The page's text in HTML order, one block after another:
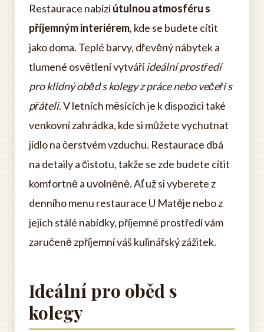
Restaurace nabízíútulnou atmosféru s
příjemným interiérem, kde se budete cítit
jako doma. Teplé barvy, dřevěný nábytek a
tlumené osvětlení vytváříideální prostředí
pro klidný oběd s kolegy z práce nebo večeři s
přáteli. V letních měsících je k dispozici také
venkovní zahrádka, kde si můžete vychutnat
jídlo na čerstvém vzduchu. Restaurace dbá
na detaily a čistotu, takže se zde budete cítit
komfortně a uvolněně. Ať už si vyberete z
denního menu restaurace U Matěje nebo z
jejich stálé nabídky, příjemné prostředí vám
zaručeně zpříjemní váš kulinářský zážitek.
Ideální pro oběd s
kolegy